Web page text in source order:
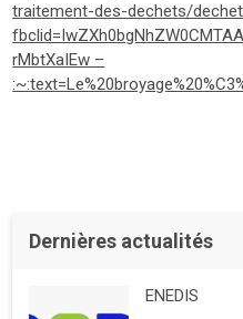
traitement-des-dechets/
rMbtXaIEw –
Dernières actualités
ENEDIS